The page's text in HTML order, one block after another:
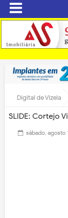
Digital de Vizela
SLIDE: Cortejo
sábado, agosto